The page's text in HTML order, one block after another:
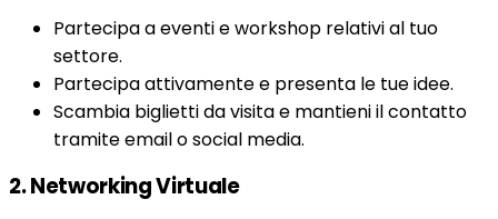
Partecipa a eventi e workshop relativi al tuo
settore.
Partecipa attivamente e presenta le tue idee.
Scambia biglietti da visita e mantieni il contatto
tramite email o social media.
2. Networking Virtuale